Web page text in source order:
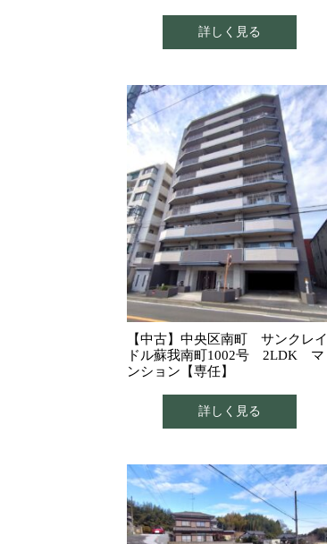
詳しく見る
【中古】中央区南町 サンクレイ
ドル蘇我南町1002号 2LDK マ
ンション【専任】
詳しく見る